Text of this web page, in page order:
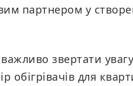
партнером у
звертати
обігрівачів для